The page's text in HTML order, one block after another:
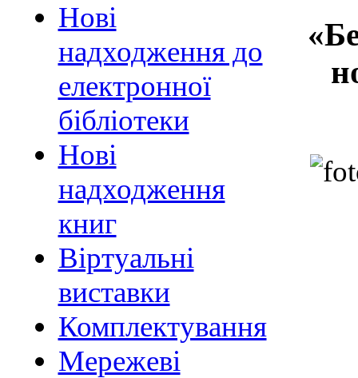
Нові
надходження до
електронної
бібліотеки
Нові
надходження
книг
Віртуальні
виставки
Комплектування
Мережеві